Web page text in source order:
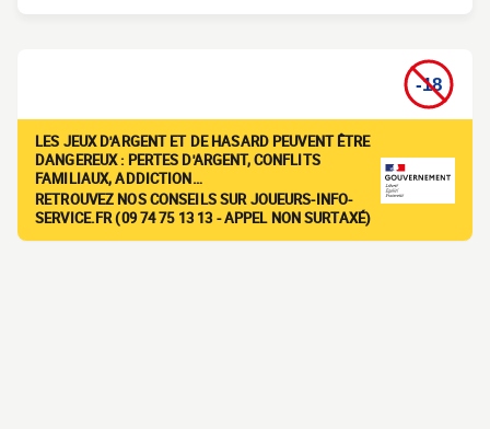
LES JEUX D'ARGENT ET DE HASARD PEUVENT ÊTRE
DANGEREUX : PERTES D'ARGENT, CONFLITS
FAMILIAUX, ADDICTION…
RETROUVEZ NOS CONSEILS SUR JOUEURS-INFO-
SERVICE.FR (09 74 75 13 13 - APPEL NON SURTAXÉ)